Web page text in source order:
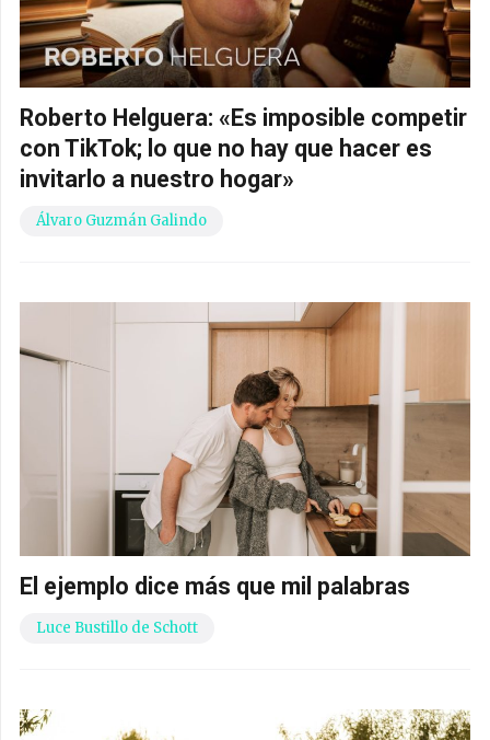
Roberto Helguera: «Es imposible competir
con TikTok; lo que no hay que hacer es
invitarlo a nuestro hogar»
Álvaro Guzmán Galindo
El ejemplo dice más que mil palabras
Luce Bustillo de Schott